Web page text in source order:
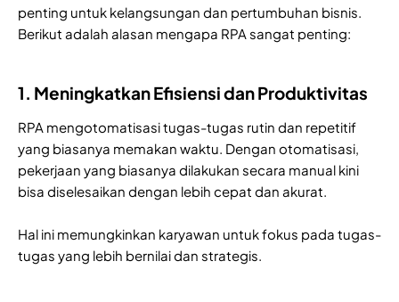
penting untuk kelangsungan dan pertumbuhan bisnis.
Berikut adalah alasan mengapa RPA sangat penting:
1. Meningkatkan Efisiensi dan Produktivitas
RPA mengotomatisasi tugas-tugas rutin dan repetitif
yang biasanya memakan waktu. Dengan otomatisasi,
pekerjaan yang biasanya dilakukan secara manual kini
bisa diselesaikan dengan lebih cepat dan akurat.
Hal ini memungkinkan karyawan untuk fokus pada tugas-
tugas yang lebih bernilai dan strategis.